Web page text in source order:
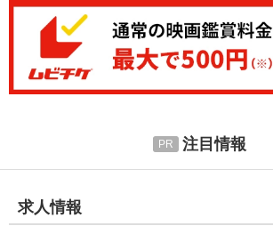
注目情報
求人情報